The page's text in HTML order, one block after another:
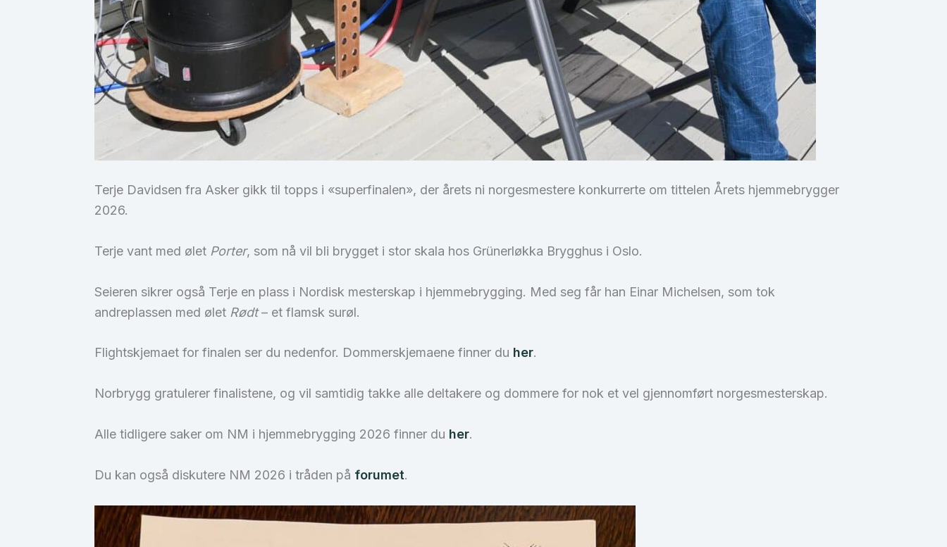
Terje Davidsen fra Asker gikk til topps i «superfinalen», der årets ni norgesmestere konkurrerte om tittelen Årets hjemmebrygger
2026.
Terje vant med ølet Porter, som nå vil bli brygget i stor skala hos Grünerløkka Brygghus i Oslo.
Seieren sikrer også Terje en plass i Nordisk mesterskap i hjemmebrygging. Med seg får han Einar Michelsen, som tok
andreplassen med ølet Rødt– et flamsk surøl.
Flightskjemaet for finalen ser du nedenfor. Dommerskjemaene finner du her.
Norbrygg gratulerer finalistene, og vil samtidig takke alle deltakere og dommere for nok et vel gjennomført norgesmesterskap.
Alle tidligere saker om NM i hjemmebrygging 2026 finner du her.
Du kan også diskutere NM 2026 i tråden på forumet.